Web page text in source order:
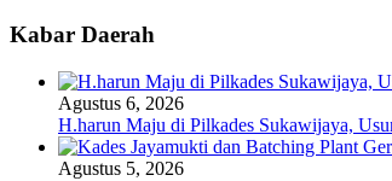
Kabar Daerah
Agustus 6, 2026
H.harun Maju di Pilkades Sukawijaya,
Agustus 5, 2026